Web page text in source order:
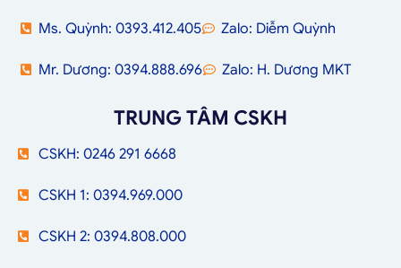
Ms. Quỳnh: 0393.412.405 Zalo: Diễm Quỳnh
Mr. Dương: 0394.888.696 Zalo: H. Dương MKT
TRUNG TÂM CSKH
CSKH: 0246 291 6668
CSKH 1: 0394.969.000
CSKH 2: 0394.808.000